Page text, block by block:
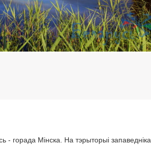
- горада Мінска. На тэрыторыі запаведніка